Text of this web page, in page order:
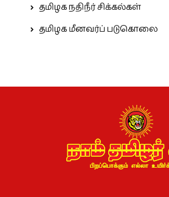
தமிழக நதிநீர் சிக்கல்கள்
தமிழக மீனவர்ப் படுகொலை